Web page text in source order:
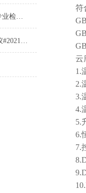
测土仪@【完整版本】@专业检测土壤的仪器仪表
高智能土壤养分快速检测仪#2021【土壤养分检测专用仪器仪表】
符
GB/T
GB/T
GB/T
云
1.温
2.温
3.温
4.温
5.升
6.恒
7.控